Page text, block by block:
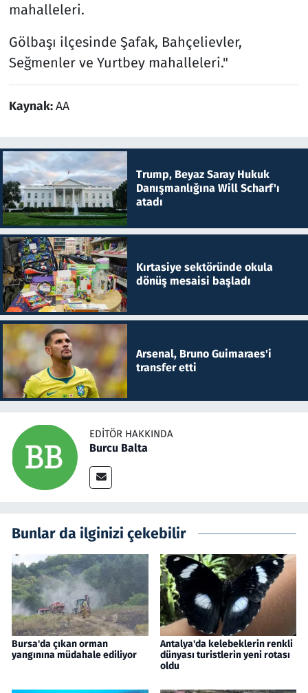
mahalleleri.
Gölbaşı ilçesinde Şafak, Bahçelievler,
Seğmenler ve Yurtbey mahalleleri."
Kaynak:AA
Trump, Beyaz Saray Hukuk
Danışmanlığına Will Scharf'ı
atadı
Kırtasiye sektöründe okula
dönüş mesaisi başladı
Arsenal, Bruno Guimaraes'i
transfer etti
EDITÖR HAKKINDA
Burcu Balta
Bunlar da ilginizi çekebilir
Bursa'da çıkan orman
yangınına müdahale ediliyor
Antalya'da kelebeklerin renkli
dünyası turistlerin yeni rotası
oldu